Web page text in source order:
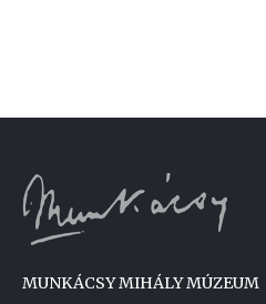
MUNKÁCSY MIHÁLY MÚZEUM